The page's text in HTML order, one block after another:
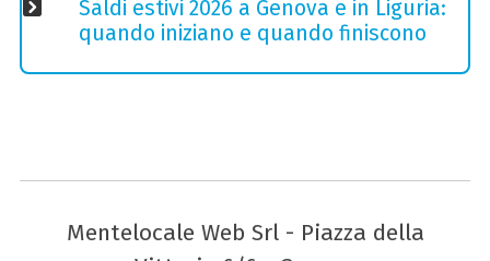
Saldi estivi 2026 a Genova e in Liguria:
quando iniziano e quando finiscono
Mentelocale Web Srl - Piazza della